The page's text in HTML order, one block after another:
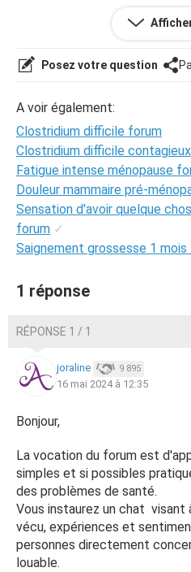
Merci pour vos réponses
Posez votre question
A voir également:
Clostridium difficile forum
Clostridium difficile contagieux
Fatigue intense ménopause
Douleur mammaire pré-
Sensation d'avoir quelque
forum ✓
Saignement grossesse 1
1 réponse
RÉPONSE 1 / 1
joraline 9 895
16 mai 2024 à 12:35
Bonjour,
La vocation du forum est
simples et si possibles
des problèmes de santé.
Vous instaurez un chat visant
vécu, expériences et
personnes directement
louable.